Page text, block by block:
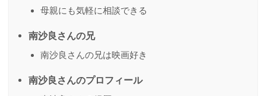
母親にも気軽に相談できる
南沙良さんの兄
南沙良さんの兄は映画好き
南沙良さんのプロフィール